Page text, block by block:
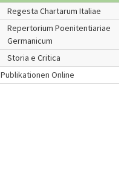
Regesta Chartarum Italiae
Repertorium Poenitentiariae
Germanicum
Storia e Critica
Publikationen Online